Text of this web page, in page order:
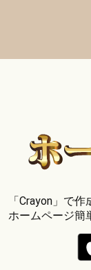
「Crayon」で
ホームページ簡